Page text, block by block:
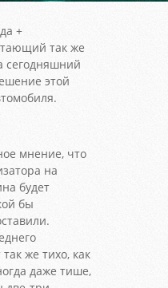
+
так же
сегодняшний
этой
мнение, что
на
будет
бы
же тихо, как
даже тише,